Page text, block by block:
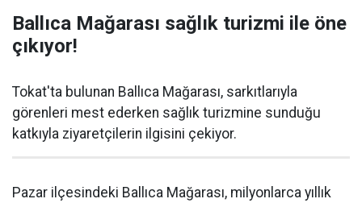
Ballıca Mağarası sağlık turizmi ile öne
çıkıyor!
Tokat'ta bulunan Ballıca Mağarası, sarkıtlarıyla
görenleri mest ederken sağlık turizmine sunduğu
katkıyla ziyaretçilerin ilgisini çekiyor.
Pazar ilçesindeki Ballıca Mağarası, milyonlarca yıllık